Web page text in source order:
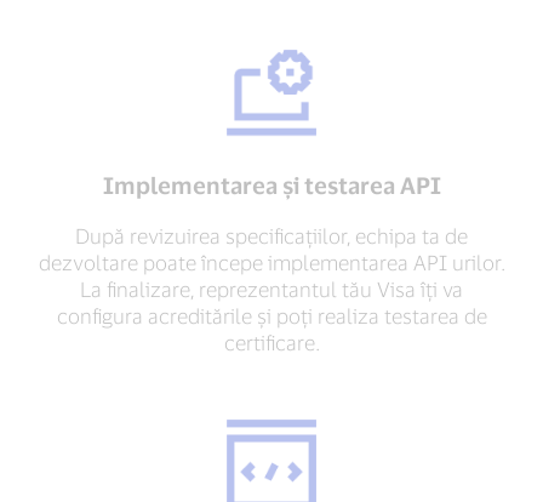
Implementarea și testarea API
După revizuirea specificațiilor, echipa ta de
dezvoltare poate începe implementarea API urilor.
La finalizare, reprezentantul tău Visa îți va
configura acreditările și poți realiza testarea de
certificare.